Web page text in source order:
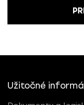
Užitočné